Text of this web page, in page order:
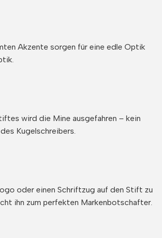
Akzente sorgen für eine edle Optik
wird die Mine ausgefahren – kein
Kugelschreibers.
oder einen Schriftzug auf den Stift zu
ihn zum perfekten Markenbotschafter.